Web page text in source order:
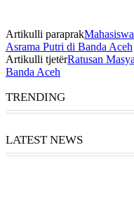
Artikulli paraprak
Asrama Putri di Banda Aceh
Artikulli tjetërRatusan
Banda Aceh
TRENDING
LATEST NEWS